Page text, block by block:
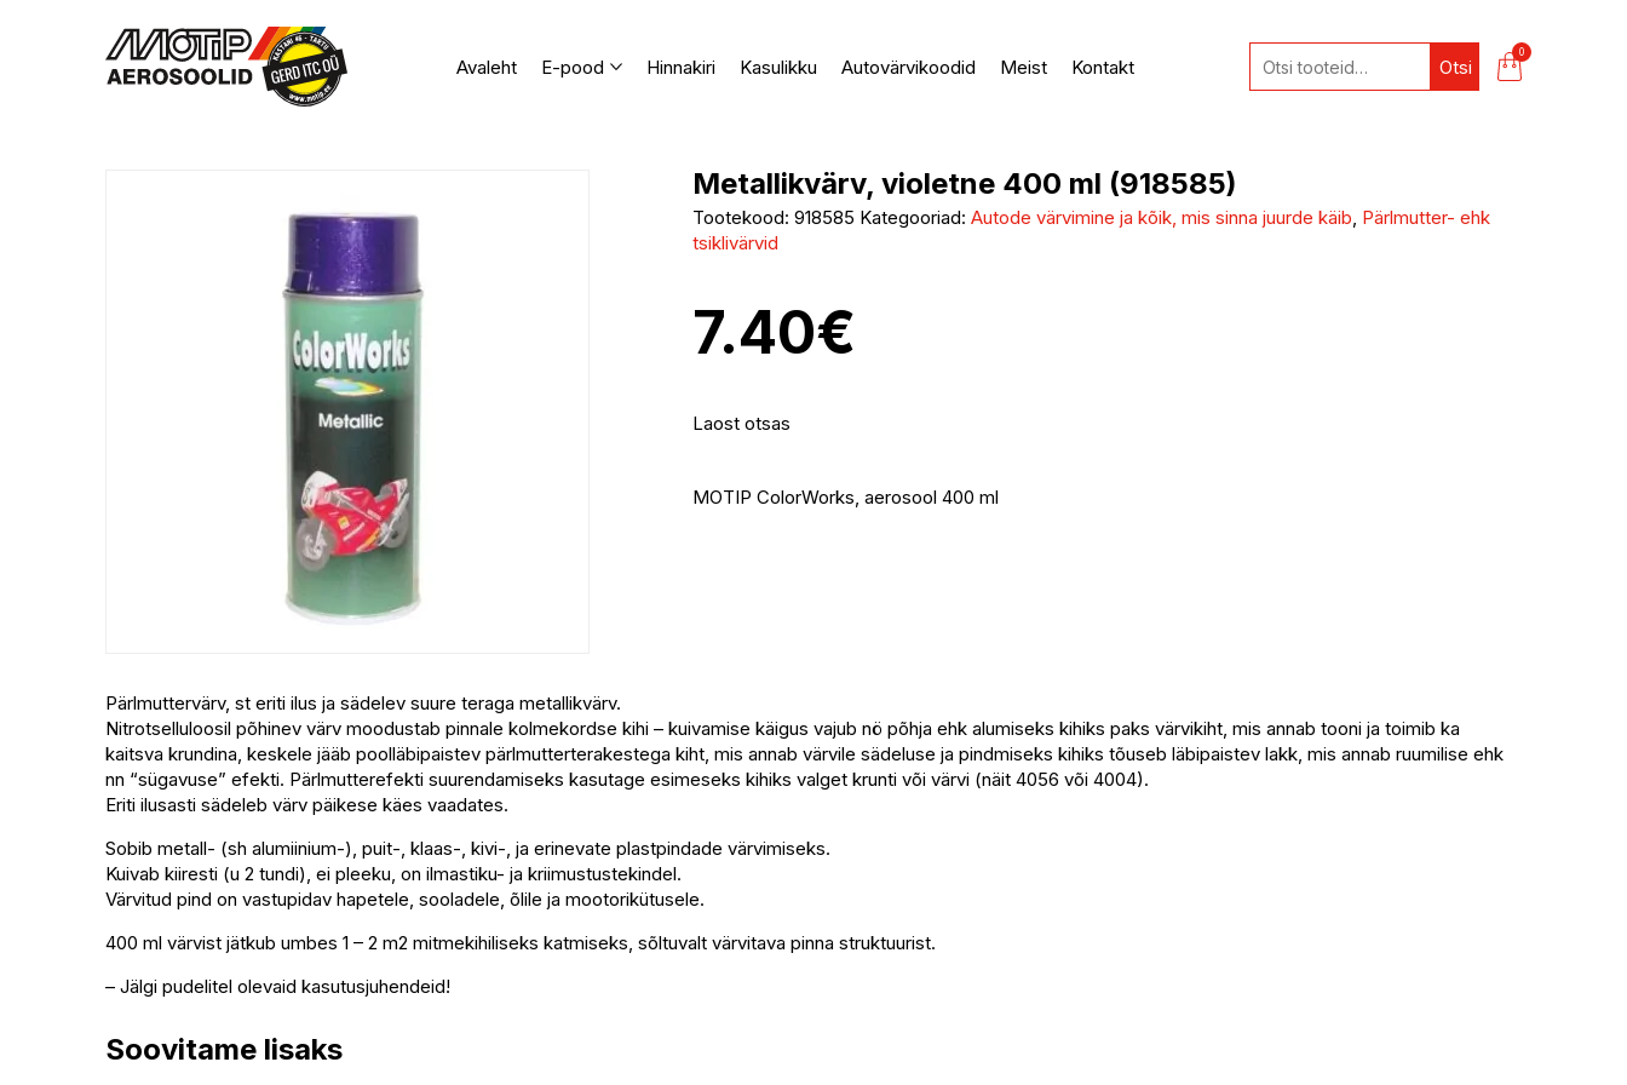
Avaleht E-pood Hinnakiri Kasulikku Autovärvikoodid Meist Kontakt Otsi
0
Metallikvärv, violetne 400 ml (918585)
Tootekood: 918585 Kategooriad: Autode värvimine ja kõik, mis sinna juurde käib, Pärlmutter- ehk
tsiklivärvid
7.40€
Laost otsas
MOTIP ColorWorks, aerosool 400 ml
Pärlmuttervärv, st eriti ilus ja sädelev suure teraga metallikvärv.
Nitrotselluloosil põhinev värv moodustab pinnale kolmekordse kihi – kuivamise käigus vajub nö põhja ehk alumiseks kihiks paks värvikiht, mis annab tooni ja toimib ka
kaitsva krundina, keskele jääb poolläbipaistev pärlmutterterakestega kiht, mis annab värvile sädeluse ja pindmiseks kihiks tõuseb läbipaistev lakk, mis annab ruumilise ehk
nn “sügavuse” efekti. Pärlmutterefekti suurendamiseks kasutage esimeseks kihiks valget krunti või värvi (näit 4056 või 4004).
Eriti ilusasti sädeleb värv päikese käes vaadates.
Sobib metall- (sh alumiinium-), puit-, klaas-, kivi-, ja erinevate plastpindade värvimiseks.
Kuivab kiiresti (u 2 tundi), ei pleeku, on ilmastiku- ja kriimustustekindel.
Värvitud pind on vastupidav hapetele, sooladele, õlile ja mootorikütusele.
400 ml värvist jätkub umbes 1 – 2 m2 mitmekihiliseks katmiseks, sõltuvalt värvitava pinna struktuurist.
– Jälgi pudelitel olevaid kasutusjuhendeid!
Soovitame lisaks